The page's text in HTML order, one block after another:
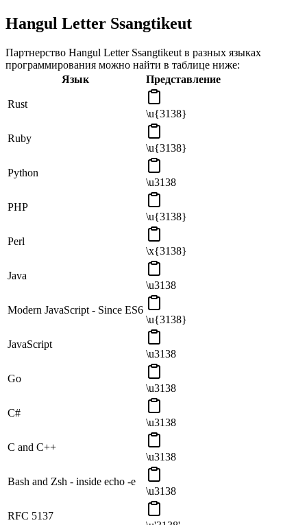
Hangul Letter Ssangtikeut
Партнерство Hangul Letter Ssangtikeut в разных языках
программирования можно найти в таблице ниже:
Язык
Представление
Rust
\u{3138}
Ruby
\u{3138}
Python
\u3138
PHP
\u{3138}
Perl
\x{3138}
Java
\u3138
Modern JavaScript - Since ES6
\u{3138}
JavaScript
\u3138
Go
\u3138
C#
\u3138
C and C++
\u3138
Bash and Zsh - inside echo -e
\u3138
RFC 5137